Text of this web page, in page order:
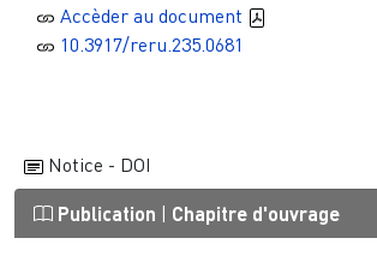
Accèder au document
10.3917/reru.235.0681
Notice - DOI
Publication | Chapitre d'ouvrage